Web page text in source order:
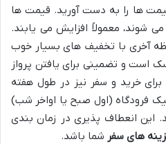
ها را به دست آورید. قیمت ها
شوند، معمولاً افزایش می یابند.
آخری با تخفیف های بسیار خوب
است و تضمینی برای یافتن پرواز
خرید و سفر نیز در طول هفته
فرودگاه (اول صبح یا اواخر شب)
این انعطاف پذیری در زمان بندی
های سفر شما باشد.